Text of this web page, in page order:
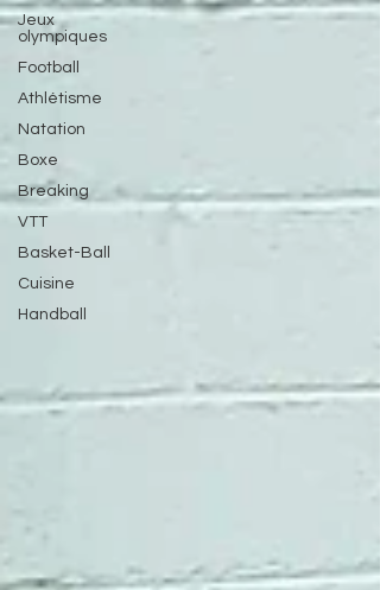
Jeux
olympiques
Football
Athlétisme
Natation
Boxe
Breaking
VTT
Basket-Ball
Cuisine
Handball